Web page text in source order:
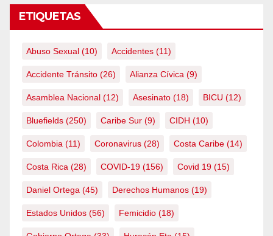
ETIQUETAS
Abuso Sexual (10) Accidentes (11)
Accidente Tránsito (26) Alianza Cívica (9)
Asamblea Nacional (12) Asesinato (18) BICU (12)
Bluefields (250) Caribe Sur (9) CIDH (10)
Colombia (11) Coronavirus (28) Costa Caribe (14)
Costa Rica (28) COVID-19 (156) Covid 19 (15)
Daniel Ortega (45) Derechos Humanos (19)
Estados Unidos (56) Femicidio (18)